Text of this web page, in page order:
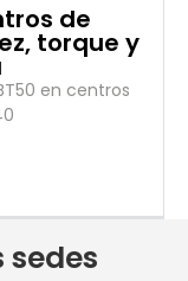
de
torque y
en centros